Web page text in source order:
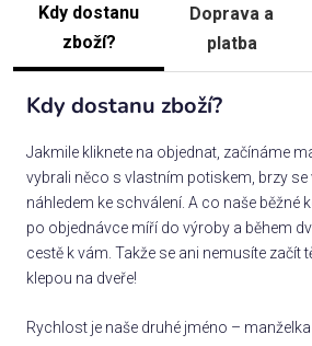
Kdy dostanu
zboží?
Doprava a
platba
Kdy dostanu zboží?
Jakmile kliknete na objednat, začínáme
vybrali něco s vlastním potiskem, brzy se
náhledem ke schválení. A co naše běžné
po objednávce míří do výroby a během
cestě k vám. Takže se ani nemusíte začít
klepou na dveře!
Rychlost je naše druhé jméno –